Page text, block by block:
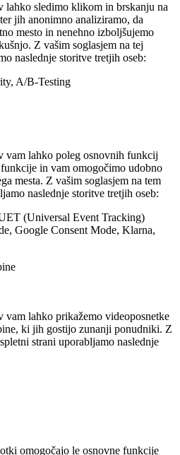
lahko sledimo klikom in brskanju na
jih anonimno analiziramo, da
mesto in nenehno izboljšujemo
Z vašim soglasjem na tej
naslednje storitve tretjih oseb:
A/B-Testing
vam lahko poleg osnovnih funkcij
in vam omogočimo udobno
mesta. Z vašim soglasjem na tem
naslednje storitve tretjih oseb:
(Universal Event Tracking)
Google Consent Mode, Klarna,
vam lahko prikažemo videoposnetke
ki jih gostijo zunanji ponudniki. Z
strani uporabljamo naslednje
omogočajo le osnovne funkcije